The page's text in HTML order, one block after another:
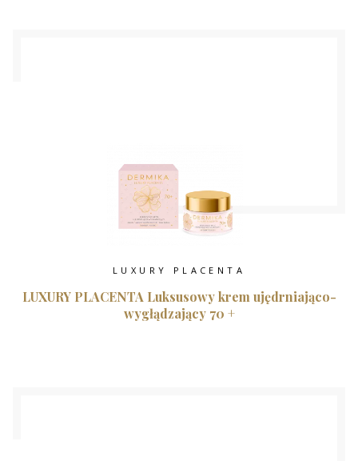
LUXURY PLACENTA
LUXURY PLACENTA Luksusowy krem ujędrniająco-
wygłądzający 70 +